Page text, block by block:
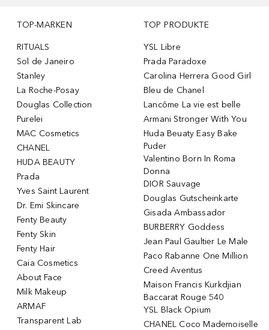
TOP-MARKEN
RITUALS
Sol de Janeiro
Stanley
La Roche-Posay
Douglas Collection
Purelei
MAC Cosmetics
CHANEL
HUDA BEAUTY
Prada
Yves Saint Laurent
Dr. Emi Skincare
Fenty Beauty
Fenty Skin
Fenty Hair
Caia Cosmetics
About Face
Milk Makeup
ARMAF
Transparent Lab
TOP PRODUKTE
YSL Libre
Prada Paradoxe
Carolina Herrera Good Girl
Bleu de Chanel
Lancôme La vie est belle
Armani Stronger With You
Huda Beuaty Easy Bake
Puder
Valentino Born In Roma
Donna
DIOR Sauvage
Douglas Gutscheinkarte
Gisada Ambassador
BURBERRY Goddess
Jean Paul Gaultier Le Male
Paco Rabanne One Million
Creed Aventus
Maison Francis Kurkdjian
Baccarat Rouge 540
YSL Black Opium
CHANEL Coco Mademoiselle